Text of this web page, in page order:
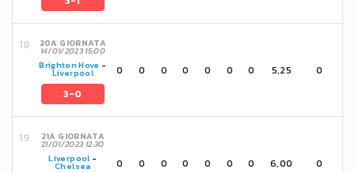
20A GIORNATA
14/01/2023 15:00
Brighton Hove -
Liverpool
3-0
0 0 0 0 0 0 0 5,25 0
21A GIORNATA
21/01/2023 12:30
Liverpool -
Chelsea 0 0 0 0 0 0 0 6,00 0